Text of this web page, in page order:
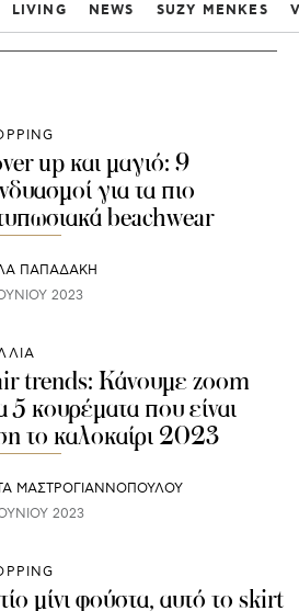
LIVING NEWS SUZY MENKES
up και μαγιό: 9
για τα πιο
beachwear
ΠΑΠΑΔΆΚΗ
2023
trends: Κάνουμε zoom
5 κουρέματα που είναι
το καλοκαίρι 2023
ΜΑΣΤΡΟΓΙΑΝΝΟΠΟΥΛΟΥ
2023
μίνι φούστα, αυτό το skirt